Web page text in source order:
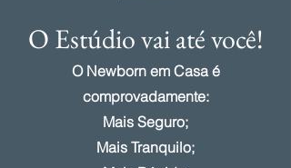
O Estúdio vai até você!
O Newborn em Casa é
comprovadamente:
Mais Seguro;
Mais Tranquilo;